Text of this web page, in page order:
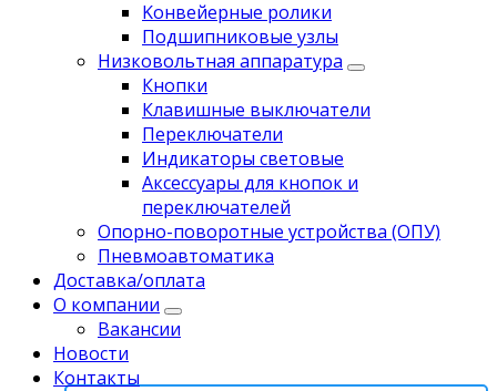
Koнвейерныe pолики
Подшипниковые узлы
Низковольтная аппаратура
Кнопки
Клавишные выключатели
Переключатели
Индикаторы световые
Аксессуары для кнопок и
переключателей
Опорно-поворотные устройства (ОПУ)
Пневмоавтоматика
Доставка/оплата
О компании
Вакансии
Новости
Контакты